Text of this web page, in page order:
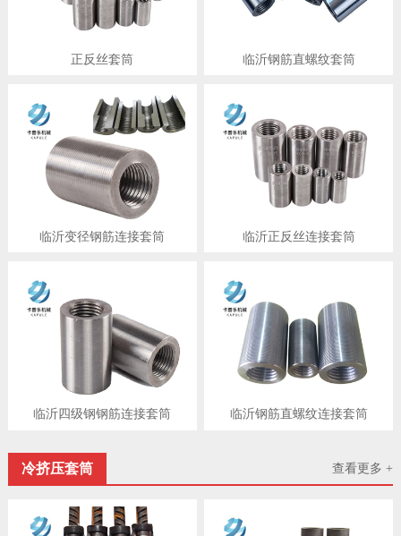
正反丝套筒 临沂钢筋直螺纹套筒
临沂变径钢筋连接套筒 临沂正反丝连接套筒
临沂四级钢钢筋连接套筒 临沂钢筋直螺纹连接套筒
查看更多 +
冷挤压套筒